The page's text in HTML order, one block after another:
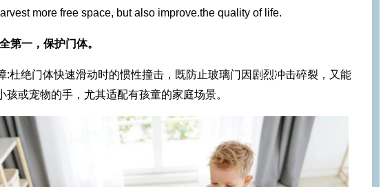
more free space, but also improve.the quality of life.
第一，保护门体。
:杜绝门体快速滑动时的惯性撞击，既防止玻璃门因剧烈冲击碎裂，又能
孩或宠物的手，尤其适配有孩童的家庭场景。